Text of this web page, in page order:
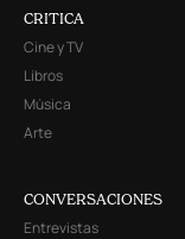
CRITICA
Cine y TV
Libros
Música
Arte
CONVERSACIONES
Entrevistas